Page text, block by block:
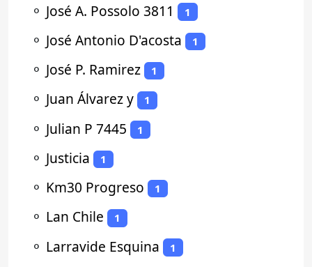
⚬ José A. Possolo 3811 1
⚬ José Antonio D'acosta 1
⚬ José P. Ramirez 1
⚬ Juan Álvarez y 1
⚬ Julian P 7445 1
⚬ Justicia 1
⚬ Km30 Progreso 1
⚬ Lan Chile 1
⚬ Larravide Esquina 1